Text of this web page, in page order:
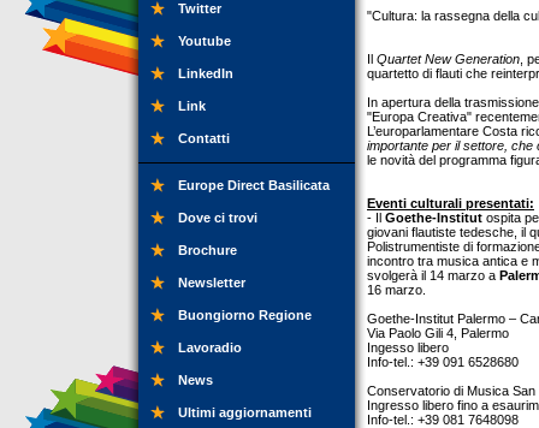
Twitter
Youtube
LinkedIn
Link
Contatti
Europe Direct Basilicata
Dove ci trovi
Brochure
Newsletter
Buongiorno Regione
Lavoradio
News
Ultimi aggiornamenti
"Cultura: la rassegna della
Il Quartet New Generation ,
quartetto di flauti che
In apertura della
"Europa Creativa"
L’europarlamentare Costa
importante per il settore, che
le novità del programma
Eventi culturali presentati:
- Il Goethe-Institut ospita
giovani flautiste tedesche, il
Polistrumentiste di
incontro tra musica antica e
svolgerà il 14 marzo a
16 marzo.
Goethe-Institut Palermo –
Via Paolo Gili 4, Palermo
Ingesso libero
Info-tel.: +39 091 6528680
Conservatorio di Musica San
Ingresso libero fino a
Info-tel.: +39 081 7648098